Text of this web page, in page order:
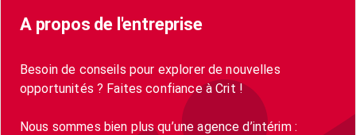
A propos de l'entreprise
Besoin de conseils pour explorer de nouvelles
opportunités ? Faites confiance à Crit !
Nous sommes bien plus qu’une agence d’intérim :